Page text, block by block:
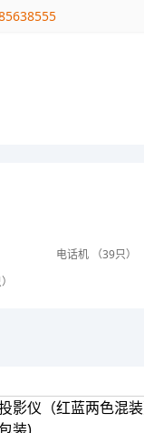
电话机 （39只）